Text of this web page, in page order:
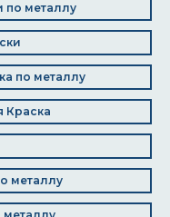
металлу
по металлу
Краска
металлу